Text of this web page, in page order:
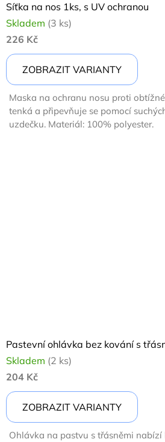
Síťka na nos 1ks, s UV ochranou
Skladem (3 ks)
226 Kč
ZOBRAZIT VARIANTY
Maska na ochranu nosu proti
tenká a připevňuje se pomocí
uzdečku. Materiál: 100% polyester.
Pastevní ohlávka bez kování s
Skladem (2 ks)
204 Kč
ZOBRAZIT VARIANTY
Ohlávka na pastvu s třásněmi